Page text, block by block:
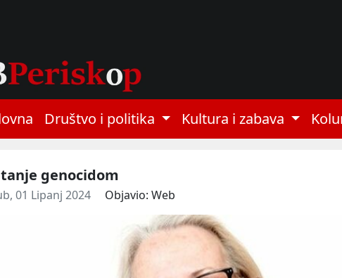
Društvo i politika Kultura i zabava
genocidom
01 Lipanj 2024 Objavio: Web